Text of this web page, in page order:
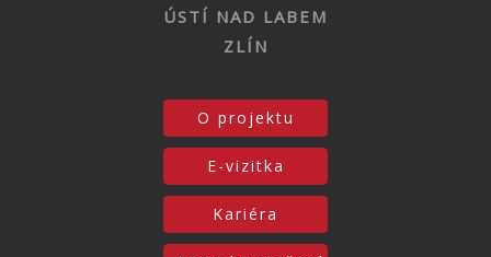
ÚSTÍ NAD LABEM
ZLÍN
O projektu
E-vizitka
Kariéra